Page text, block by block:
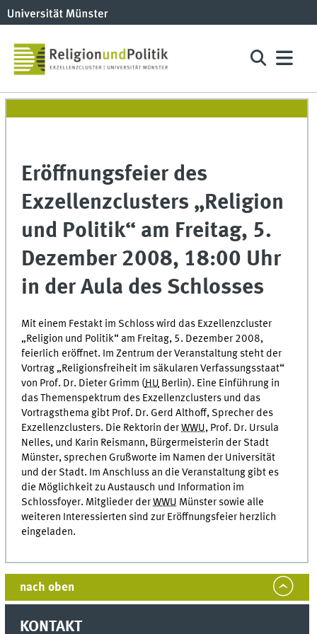
Eröffnungsfeier des
Exzellenzclusters „Religion
und Politik“ am Freitag, 5.
Dezember 2008, 18:00 Uhr
in der Aula des Schlosses
Mit einem Festakt im Schloss wird das Exzellenzcluster
„Religion und Politik“ am Freitag, 5. Dezember 2008,
feierlich eröffnet. Im Zentrum der Veranstaltung steht der
Vortrag „Religionsfreiheit im säkularen Verfassungsstaat“
von Prof. Dr. Dieter Grimm (HU Berlin). Eine Einführung in
das Themenspektrum des Exzellenzclusters und das
Vortragsthema gibt Prof. Dr. Gerd Althoff, Sprecher des
Exzellenzclusters. Die Rektorin derWWU, Prof. Dr. Ursula
Nelles, und Karin Reismann, Bürgermeisterin der Stadt
Münster, sprechen Grußworte im Namen der Universität
und der Stadt. Im Anschluss an die Veranstaltung gibt es
die Möglichkeit zu Austausch und Information im
Schlossfoyer. Mitglieder derWWU Münster sowie alle
weiteren Interessierten sind zur Eröffnungsfeier herzlich
eingeladen.
nach oben
KONTAKT